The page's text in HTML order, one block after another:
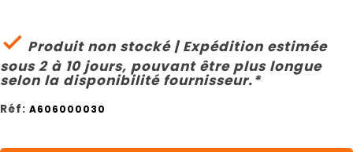
 Produit non stocké | Expédition estimée
sous 2 à 10 jours, pouvant être plus longue
selon la disponibilité fournisseur.*
Réf: A606000030